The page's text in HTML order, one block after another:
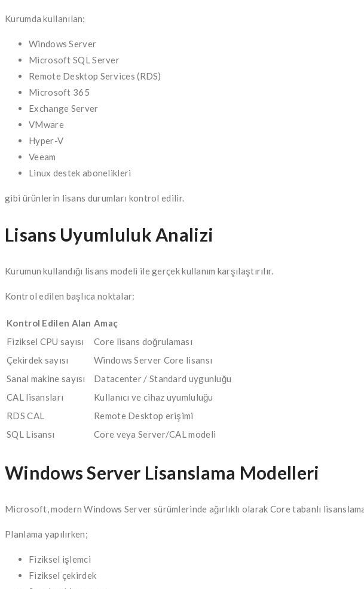
Kurumda kullanılan;
Windows Server
Microsoft SQL Server
Remote Desktop Services (RDS)
Microsoft 365
Exchange Server
VMware
Hyper-V
Veeam
Linux destek abonelikleri
gibi ürünlerin lisans durumları kontrol edilir.
Lisans Uyumluluk Analizi
Kurumun kullandığı lisans modeli ile gerçek kullanım karşılaştırılır.
Kontrol edilen başlıca noktalar:
Kontrol Edilen Alan Amaç
Fiziksel CPU sayısı
Core lisans doğrulaması
Çekirdek sayısı
Windows Server Core lisansı
Sanal makine sayısı
Datacenter / Standard uygunluğu
CAL lisansları
Kullanıcı ve cihaz uyumluluğu
RDS CAL
Remote Desktop erişimi
SQL Lisansı
Core veya Server/CAL modeli
Windows Server Lisanslama Modelleri
Microsoft, modern Windows Server sürümlerinde ağırlıklı olarak Core tabanlı
Planlama yapılırken;
Fiziksel işlemci
Fiziksel çekirdek